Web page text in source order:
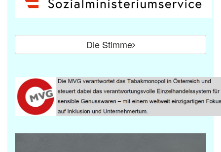
Die Stimme